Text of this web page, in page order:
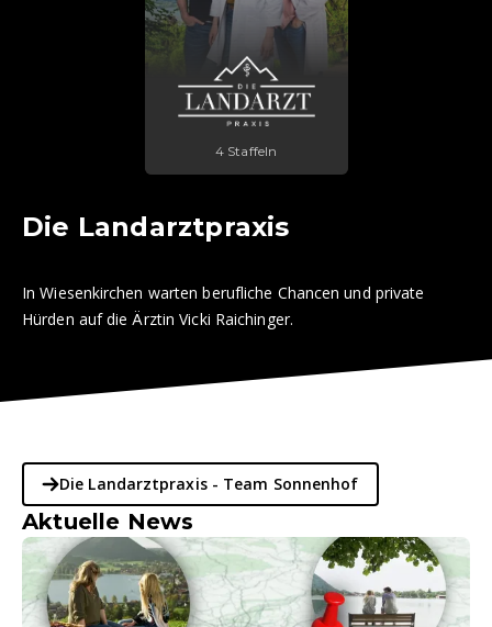
4 Staffeln
Die Landarztpraxis
In Wiesenkirchen warten berufliche Chancen und private
Hürden auf die Ärztin Vicki Raichinger.
Die Landarztpraxis - Team Sonnenhof
Aktuelle News